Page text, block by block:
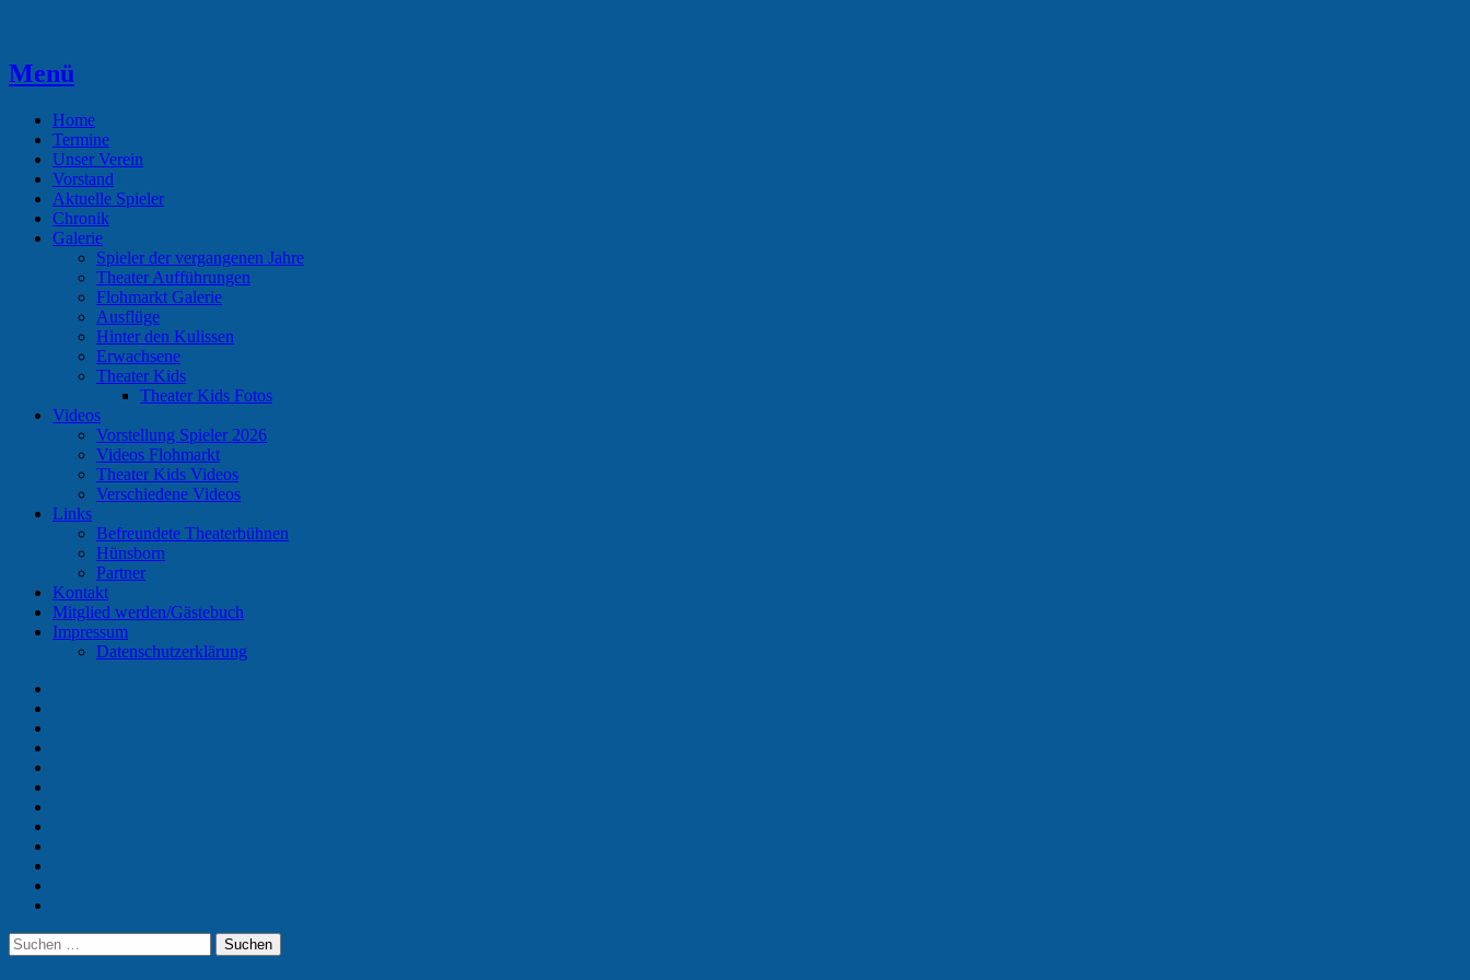
springen
Theaterverein Hünsborn
Menü
Home
Termine
Unser Verein
Vorstand
Aktuelle Spieler
Chronik
Galerie
Spieler der vergangenen Jahre
Theater Aufführungen
Flohmarkt Galerie
Ausflüge
Hinter den Kulissen
Erwachsene
Theater Kids
Theater Kids Fotos
Videos
Vorstellung Spieler 2026
Videos Flohmarkt
Theater Kids Videos
Verschiedene Videos
Links
Befreundete Theaterbühnen
Hünsborn
Partner
Kontakt
Mitglied werden/Gästebuch
Impressum
Datenschutzerklärung
Suchen
Suchen
nach: